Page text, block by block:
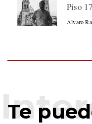
Piso
Alvaro
Te